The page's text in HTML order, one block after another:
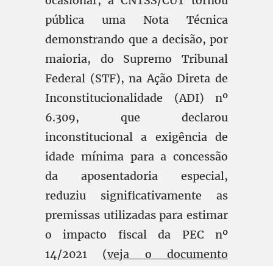
pública uma Nota Técnica
demonstrando que a decisão, por
maioria, do Supremo Tribunal
Federal (STF), na Ação Direta de
Inconstitucionalidade (ADI) nº
6.309, que declarou
inconstitucional a exigência de
idade mínima para a concessão
da aposentadoria especial,
reduziu significativamente as
premissas utilizadas para estimar
o impacto fiscal da PEC nº
14/2021 (veja o documento